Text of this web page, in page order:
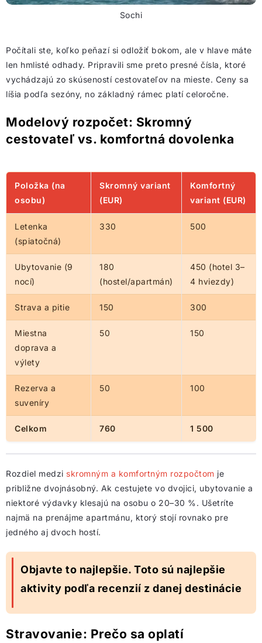
Sochi
Počítali ste, koľko peňazí si odložiť bokom, ale v hlave máte
len hmlisté odhady. Pripravili sme preto presné čísla, ktoré
vychádzajú zo skúseností cestovateľov na mieste. Ceny sa
líšia podľa sezóny, no základný rámec platí celoročne.
Modelový rozpočet: Skromný
cestovateľ vs. komfortná dovolenka
Položka (na
osobu)
Skromný variant
(EUR)
Komfortný
variant (EUR)
Letenka
(spiatočná)
330 500
Ubytovanie (9
nocí)
180
(hostel/apartmán)
450 (hotel 3–
4 hviezdy)
Strava a pitie 150 300
Miestna
doprava a
výlety
50 150
Rezerva a
suveníry
50 100
Celkom 760 1 500
Rozdiel medzi skromným a komfortným rozpočtom je
približne dvojnásobný. Ak cestujete vo dvojici, ubytovanie a
niektoré výdavky klesajú na osobu o 20–30 %. Ušetríte
najmä na prenájme apartmánu, ktorý stojí rovnako pre
jedného aj dvoch hostí.
Objavte to najlepšie. Toto sú najlepšie
aktivity podľa recenzií z danej destinácie
Stravovanie: Prečo sa oplatí